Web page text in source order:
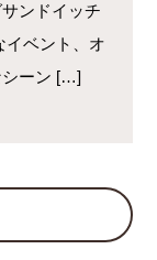
ンドイッチ
イベント、オ
シーン […]